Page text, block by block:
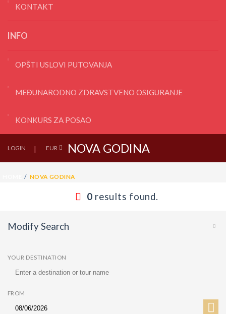
KONTAKT
INFO
OPŠTI USLOVI PUTOVANJA
MEĐUNARODNO ZDRAVSTVENO OSIGURANJE
KONKURS ZA POSAO
LOGIN EUR NOVA GODINA
NOVA GODINA
0 results found.
Modify Search
YOUR DESTINATION
FROM